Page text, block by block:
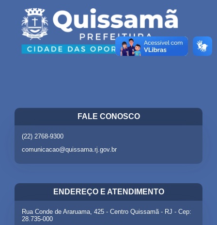
FALE CONOSCO
(22) 2768-9300
comunicacao@quissama.rj.gov.br
ENDEREÇO E ATENDIMENTO
Rua Conde de Araruama, 425 - Centro Quissamã - RJ - Cep:
28.735-000